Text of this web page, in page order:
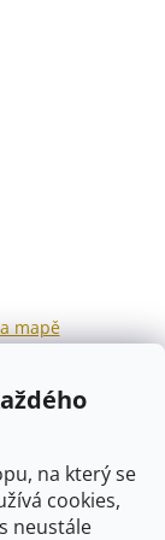
na který se
cookies,
neustále
mapě